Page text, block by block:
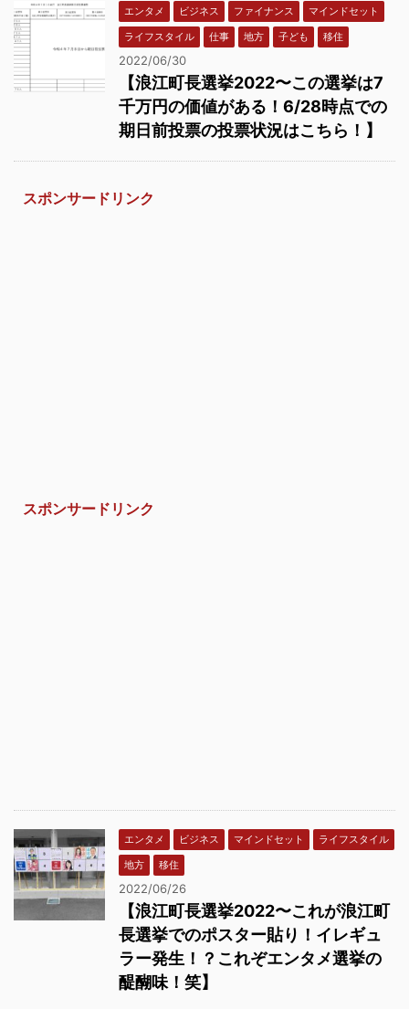
エンタメ ビジネス ファイナンス
マインドセット
ライフスタイル
仕事 地方 子ども 移住
2022/06/30
【浪江町長選挙2022〜この選挙は7
千万円の価値がある！6/28時点での
期日前投票の投票状況はこちら！】
スポンサードリンク
スポンサードリンク
エンタメ ビジネス マインドセット
ライフスタイル
地方
移住
2022/06/26
【浪江町長選挙2022〜これが浪江町
長選挙でのポスター貼り！イレギュ
ラー発生！？これぞエンタメ選挙の
醍醐味！笑】